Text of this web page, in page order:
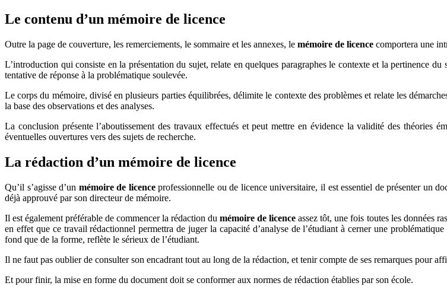
Le contenu d’un mémoire de licence
Outre la page de couverture, les remerciements, le sommaire et les annexes, le mémoire de licence comportera une
L’introduction qui consiste en la présentation du sujet, relate en quelques paragraphes le contexte et la pertinence
tentative de réponse à la problématique soulevée.
Le corps du mémoire, divisé en plusieurs parties équilibrées, délimite le contexte des problèmes et relate les
la base des observations et des analyses.
La conclusion présente l’aboutissement des travaux effectués et peut mettre en évidence la validité des théories
éventuelles ouvertures vers des sujets de recherche.
La rédaction d’un mémoire de licence
Qu’il s’agisse d’un mémoire de licenceprofessionnelle ou de licence universitaire, il est essentiel de présenter un
déjà approuvé par son directeur de mémoire.
Il est également préférable de commencer la rédaction dumémoire de licence assez tôt, une fois toutes les données
en effet que ce travail rédactionnel permettra de juger la capacité d’analyse de l’étudiant à cerner une
fond que de la forme, reflète le sérieux de l’étudiant.
Il ne faut pas oublier de consulter son encadrant tout au long de la rédaction, et tenir compte de ses remarques pour
Et pour finir, la mise en forme du document doit se conformer aux normes de rédaction établies par son école.